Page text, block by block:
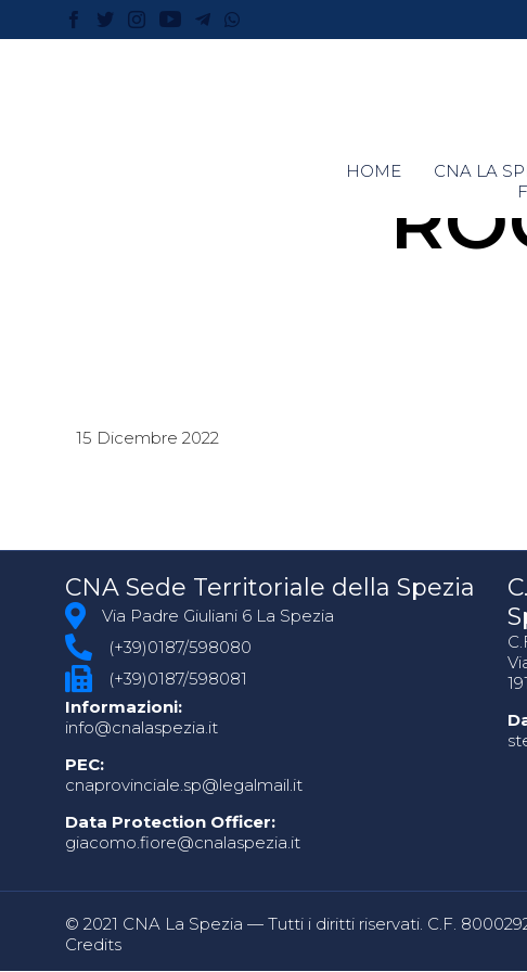
HOME CNA LA
15 Dicembre 2022
CNA Sede Territoriale della Spezia
Via Padre Giuliani 6 La Spezia
(+39)0187/598080
(+39)0187/598081
Informazioni:
info@cnalaspezia.it
PEC:
cnaprovinciale.sp@legalmail.it
Data Protection Officer:
giacomo.fiore@cnalaspezia.it
© 2021 CNA La Spezia — Tutti i diritti riservati. C.F.
Credits